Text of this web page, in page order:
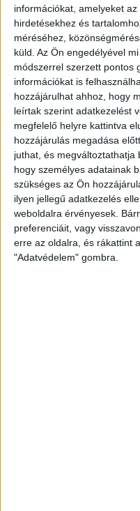
információkat, amelyeket
hirdetésekhez és
méréséhez,
küld. Az Ön engedélyével
módszerrel szerzett pontos
információkat is
hozzájárulhat ahhoz, hogy
leírtak szerint adatkezelést
megfelelő helyre kattintva
hozzájárulás megadása
juthat, és megváltoztathatja
hogy személyes adatainak
szükséges az Ön
ilyen jellegű adatkezelés
weboldalra érvényesek.
preferenciáit, vagy
erre az oldalra, és rákattint
"Adatvédelem" gombra.
Kilencmillió alatt
Volkswagen
Hoppon
program utolsó